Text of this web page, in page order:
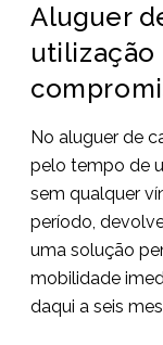
Aluguer
No aluguer de
pelo tempo de
sem qualquer
período,
uma solução
mobilidade
daqui a seis